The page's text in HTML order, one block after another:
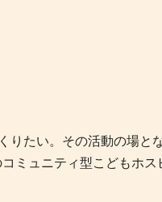
りたい。その活動の場と
ミュニティ型こどもホ